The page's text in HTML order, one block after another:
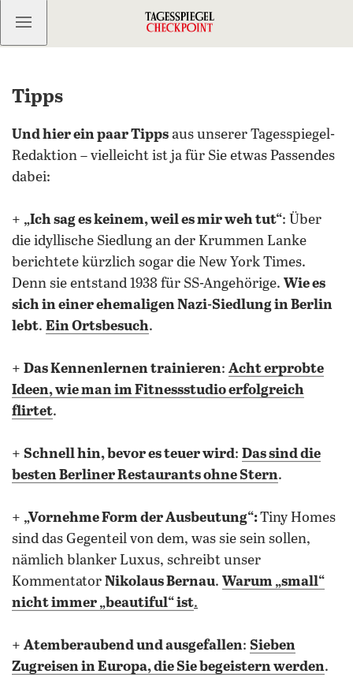
Kostenlos anmelden
Tipps
Und hier ein paar Tipps aus unserer Tagesspiegel-
Redaktion – vielleicht ist ja für Sie etwas Passendes
dabei:
+ „Ich sag es keinem, weil es mir weh tut“: Über
die idyllische Siedlung an der Krummen Lanke
berichtete kürzlich sogar die New York Times.
Denn sie entstand 1938 für SS-Angehörige. Wie es
sich in einer ehemaligen Nazi-Siedlung in Berlin
lebt. Ein Ortsbesuch.
+ Das Kennenlernen trainieren: Acht erprobte
Ideen, wie man im Fitnessstudio erfolgreich
flirtet.
+ Schnell hin, bevor es teuer wird: Das sind die
besten Berliner Restaurants ohne Stern.
+ „Vornehme Form der Ausbeutung“:Tiny Homes
sind das Gegenteil von dem, was sie sein sollen,
nämlich blanker Luxus, schreibt unser
Kommentator Nikolaus Bernau. Warum „small“
nicht immer „beautiful“ ist.
+ Atemberaubend und ausgefallen: Sieben
Zugreisen in Europa, die Sie begeistern werden.